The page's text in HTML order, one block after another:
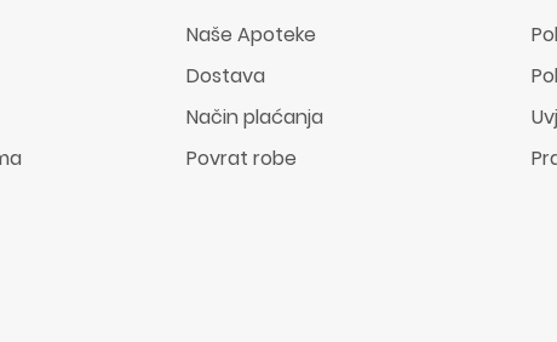
Naše Apoteke
Dostava
Način plaćanja
Povrat robe